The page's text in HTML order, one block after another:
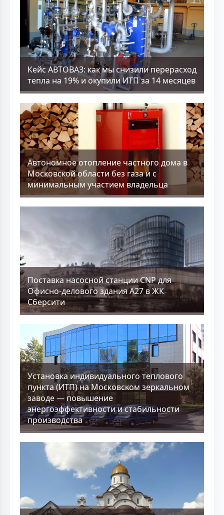
Кейс АВТОВАЗ: как мы снизили перерасход
тепла на 19% и окупили ИТП за 14 месяцев
Aвтономное отопление частного дома в
Московской области без газа и с
минимальным участием владельца
Поставка насосной станции CNP для
Офисно-делового здания А27 в ЖК
Сберсити
Установка индивидуального теплового
пункта (ИТП) на Московском зеркальном
заводе — повышение
энергоэффективности и стабильности
производства